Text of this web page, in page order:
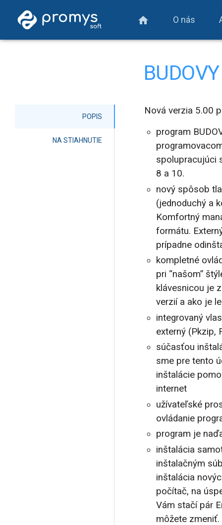
home O nás
POPIS
NA STIAHNUTIE
Nová verzia 5.00
program
spolupracujúci
8 a 10.
nový spôsob
(jednoduchý a
Komfortný
formátu.
prípadne
kompletné
pri “našom”
klávesnicou je
verzií a ako je
integrovaný
externý (Pkzip,
súčasťou
sme pre tento
inštalácie
internet
užívateľské
ovládanie
program je
inštalácia
inštalačným
inštalácia
počítač, na
Vám stačí pár
môžete zmeniť.